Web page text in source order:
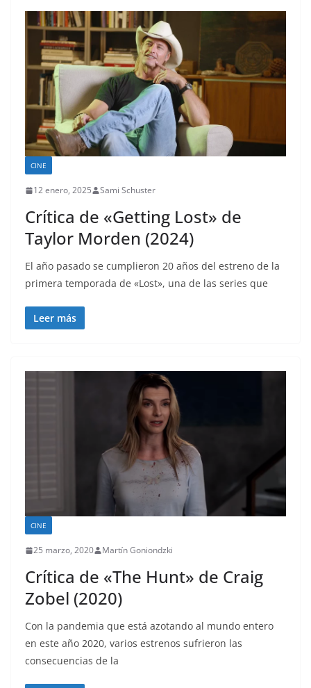
CINE
12 enero, 2025 Sami Schuster
Crítica de «Getting Lost» de
Taylor Morden (2024)
El año pasado se cumplieron 20 años del estreno de la
primera temporada de «Lost», una de las series que
Leer más
CINE
25 marzo, 2020 Martín Goniondzki
Crítica de «The Hunt» de Craig
Zobel (2020)
Con la pandemia que está azotando al mundo entero
en este año 2020, varios estrenos sufrieron las
consecuencias de la